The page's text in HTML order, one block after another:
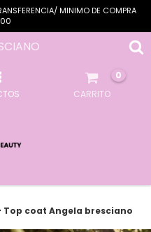
MINIMO DE COMPRA
CARRITO
0
Top coat Angela bresciano